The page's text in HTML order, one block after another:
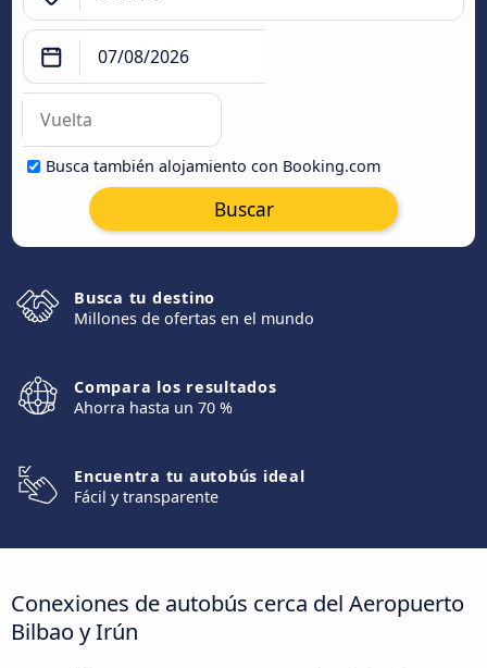
Busca también alojamiento con Booking.com
Buscar
Busca tu destino
Millones de ofertas en el mundo
Compara los resultados
Ahorra hasta un 70 %
Encuentra tu autobús ideal
Fácil y transparente
Conexiones de autobús cerca del Aeropuerto
Bilbao y Irún